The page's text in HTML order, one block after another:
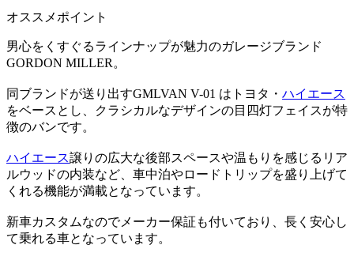
オススメポイント
男心をくすぐるラインナップが魅力のガレージブランド
GORDON MILLER。
同ブランドが送り出すGMLVAN V-01 はトヨタ・ ハイエース
をベースとし、クラシカルなデザインの目四灯フェイスが特
徴のバンです。
ハイエース譲りの広大な後部スペースや温もりを感じるリア
ルウッドの内装など、車中泊やロードトリップを盛り上げて
くれる機能が満載となっています。
新車カスタムなのでメーカー保証も付いており、長く安心し
て乗れる車となっています。